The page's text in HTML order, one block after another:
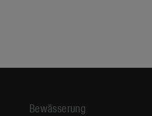
Bewässerung